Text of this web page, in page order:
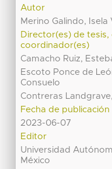
Autor
Merino Galindo, Isela
Director(es) de
coordinador(es)
Camacho Ruiz,
Escoto Ponce de
Consuelo
Contreras
Fecha de publicación
2023-06-07
Editor
Universidad
México